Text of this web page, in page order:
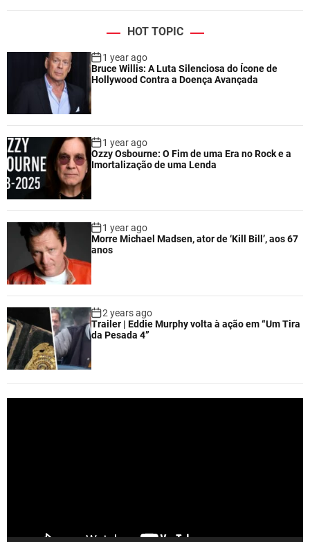
HOT TOPIC
1 year ago
Bruce Willis: A Luta Silenciosa do Ícone de
Hollywood Contra a Doença Avançada
1 year ago
Ozzy Osbourne: O Fim de uma Era no Rock e a
Imortalização de uma Lenda
1 year ago
Morre Michael Madsen, ator de ‘Kill Bill’, aos 67
anos
2 years ago
Trailer | Eddie Murphy volta à ação em “Um Tira
da Pesada 4”